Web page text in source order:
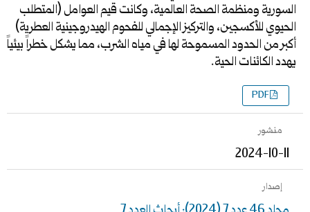
السورية ومنظمة الصحة العالمية، وكانت قيم العوامل (المتطلب
الحيوي للأكسجين، والتركيز الإجمالي للفحوم الهيدروجينية العطرية)
أكبر من الحدود المسموحة لها في مياه الشرب، مما يشكل خطراً بيئياً
يهدد الكائنات الحية.
PDF
منشور
2024-10-11
إصدار